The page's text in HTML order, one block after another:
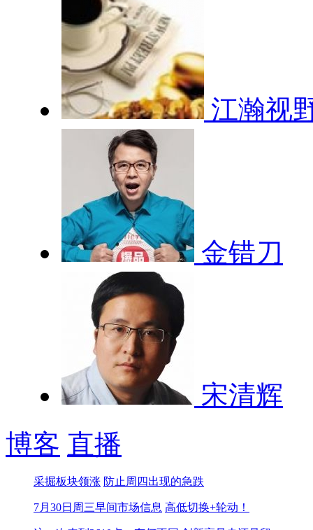
江瀚视
金错刀
宋清辉
博客 直播
采掘板块领涨 防止周四出现的急跌
7月30日周三早间市场信息 高低切换+轮动！